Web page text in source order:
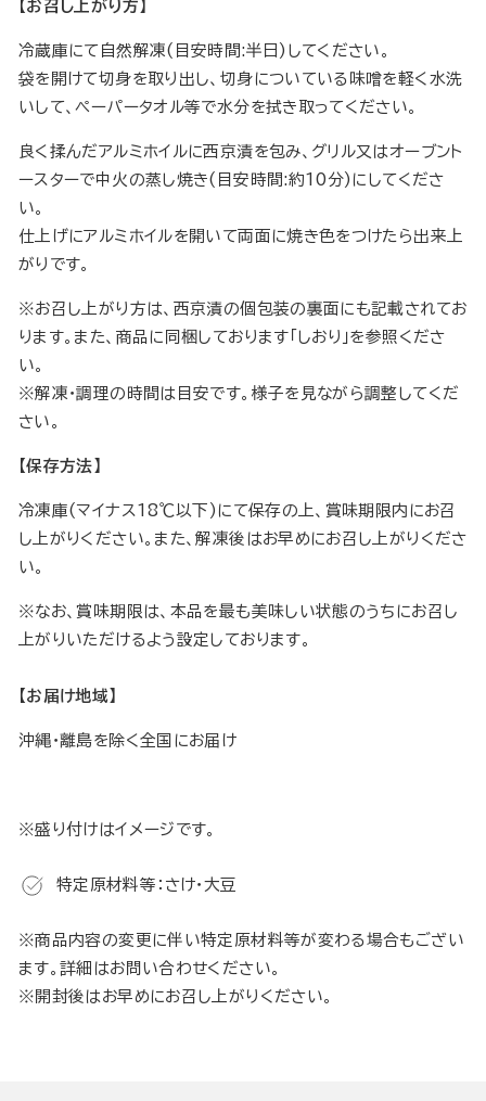
【お召し上がり方】
冷蔵庫にて自然解凍(目安時間:半日)してください。
袋を開けて切身を取り出し、切身についている味噌を軽く水洗
いして、ペーパータオル等で水分を拭き取ってください。
良く揉んだアルミホイルに西京漬を包み、グリル又はオーブント
ースターで中火の蒸し焼き(目安時間:約10分)にしてくださ
い。
仕上げにアルミホイルを開いて両面に焼き色をつけたら出来上
がりです。
※お召し上がり方は、西京漬の個包装の裏面にも記載されてお
ります。また、商品に同梱しております「しおり」を参照くださ
い。
※解凍・調理の時間は目安です。様子を見ながら調整してくだ
さい。
【保存方法】
冷凍庫(マイナス18℃以下)にて保存の上、賞味期限内にお召
し上がりください。また、解凍後はお早めにお召し上がりくださ
い。
※なお、賞味期限は、本品を最も美味しい状態のうちにお召し
上がりいただけるよう設定しております。
【お届け地域】
沖縄・離島を除く全国にお届け
※盛り付けはイメージです。
特定原材料等：さけ・大豆
※商品内容の変更に伴い特定原材料等が変わる場合もござい
ます。詳細はお問い合わせください。
※開封後はお早めにお召し上がりください。